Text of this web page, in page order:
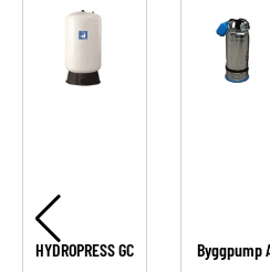
HYDROPRESS GC Byggpump